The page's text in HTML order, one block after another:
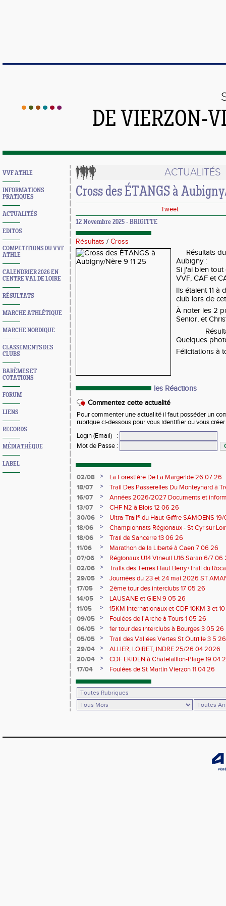
DE VIERZON-
VVF ATHLE
INFORMATIONS
PRATIQUES
ACTUALITÉS
EDITOS
COMPETITIONS DU VVF
ATHLE
CALENDRIER 2026 EN
CENTRE VAL DE LOIRE
RÉSULTATS
MARCHE ATHLÉTIQUE
MARCHE NORDIQUE
CLASSEMENTS DES
CLUBS
BARÈMES ET
COTATIONS
FORUM
LIENS
RECORDS
MÉDIATHÈQUE
LABEL
ACTUALITÉS
Cross des ÉTANGS à
Tweet
12 Novembre 2025 - BRIGITTE
Résultats / Cross
Résultats
Aubigny :
Si j'ai bien tout
VVF, CAF et
Ils étaient 11 à
club lors de
À noter les 2
Senior, et
Quelques
Félicitations à
les Réactions
Commentez cette actualité
Pour commenter une actualité il faut posséder un
rubrique ci-dessous pour vous identifier ou vous
Login (Email)
:
Mot de Passe :
02/08 >
La Forestière De La Margeride 26 07 26
18/07
>
Trail Des Passerelles Du Monteynard à
16/07
>
Années 2026/2027 Documents et
13/07
>
CHF N2 à Blois 12 06 26
30/06
>
Ultra-Trail® du Haut-Giffre SAMOENS
18/06
>
Championnats Régionaux - St Cyr sur
Saran 13/14 06 26
18/06 >
Trail de Sancerre 13 06 26
11/06
>
Marathon de la Liberté à Caen 7 06 26
07/06
>
Régionaux U14 Vineuil U16 Saran 6/7 06
02/06
>
Trails des Terres Haut Berry+Trail du
du Berry 30/31 05 2026
29/05 >
Journées du 23 et 24 mai 2026 ST
17/05
>
2ème tour des interclubs 17 05 26
14/05
>
LAUSANE et GIEN 9 05 26
11/05
>
15KM Internationaux et CDF 10KM 3 et
09/05
>
Foulées de l'Arche à Tours 1 05 26
06/05
>
1er tour des interclubs à Bourges 3 05 26
05/05
>
Trail des Vallées Vertes St Outrille 3 5 26
29/04
>
ALLIER, LOIRET, INDRE 25/26 04 2026
20/04
>
CDF EKIDEN à Chatelaillon-Plage 19 04
17/04
> Foulées de St Martin Vierzon 11 04 26